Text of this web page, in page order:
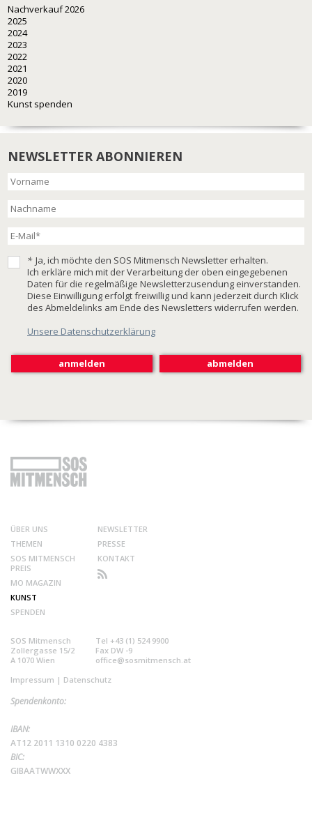
Nachverkauf 2026
2025
2024
2023
2022
2021
2020
2019
Kunst spenden
NEWSLETTER ABONNIEREN
* Ja, ich möchte den SOS Mitmensch Newsletter erhalten.
Ich erkläre mich mit der Verarbeitung der oben eingegebenen
Daten für die regelmäßige Newsletterzusendung einverstanden.
Diese Einwilligung erfolgt freiwillig und kann jederzeit durch Klick
des Abmeldelinks am Ende des Newsletters widerrufen werden.
Unsere Datenschutzerklärung
ÜBER UNS
THEMEN
SOS MITMENSCH
PREIS
MO MAGAZIN
KUNST
SPENDEN
NEWSLETTER
PRESSE
KONTAKT
SOS Mitmensch
Zollergasse 15/2
A 1070 Wien
Tel +43 (1) 524 9900
Fax DW -9
office@sosmitmensch.at
Impressum | Datenschutz
Spendenkonto:
IBAN:
AT12 2011 1310 0220 4383
BIC:
GIBAATWWXXX